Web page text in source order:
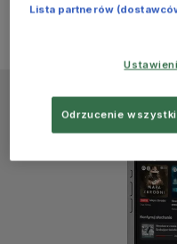
Lista partnerów
Odrzucenie